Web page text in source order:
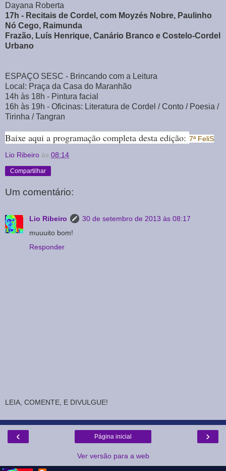
Dayana Roberta
17h - Recitais de Cordel, com Moyzés Nobre, Paulinho
Nó Cego, Raimunda
Frazão, Luís Henrique, Canário Branco e Costelo-Cordel
Urbano
ESPAÇO SESC - Brincando com a Leitura
Local: Praça da Casa do Maranhão
14h às 18h - Pintura facial
16h às 19h - Oficinas: Literatura de Cordel / Conto / Poesia /
Tirinha / Tangran
Baixe aqui a programação completa desta edição: 7ª FeliS
Lio Ribeiro às 08:14
Compartilhar
Um comentário:
Lio Ribeiro
30 de setembro de 2013 às 08:17
muuuito bom!
Responder
LEIA, COMENTE, E DIVULGUE!
‹ ›
Página inicial
Ver versão para a web